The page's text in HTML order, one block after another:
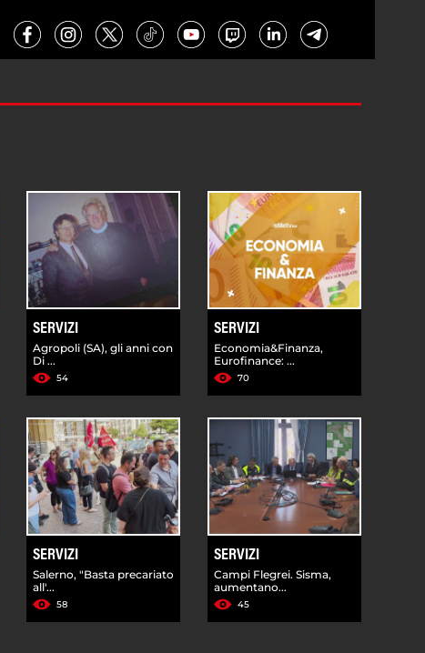
SERVIZI
Agropoli (SA), gli anni con
Di ...
54
SERVIZI
Economia&Finanza,
Eurofinance: ...
70
SERVIZI
Salerno, "Basta precariato
all'...
58
SERVIZI
Campi Flegrei. Sisma,
aumentano...
45